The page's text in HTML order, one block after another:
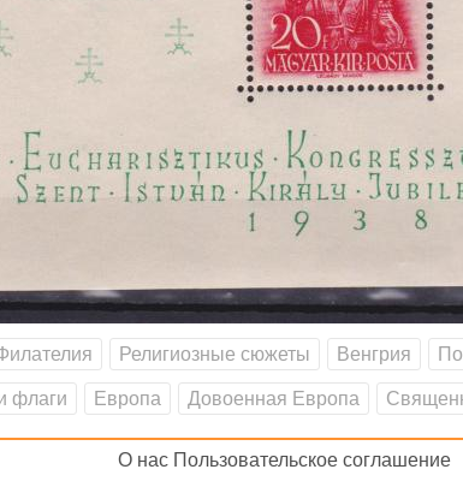
Религиозные сюжеты Венгрия
флаги Европа Довоенная Европа
О нас Пользовательское соглашение